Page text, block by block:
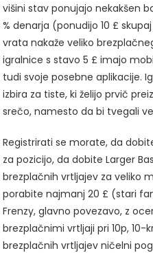
višini stav ponujajo nekakšen
% denarja (ponudijo 10 £
vrata nakaže veliko
igralnice s stavo 5 £ imajo
tudi svoje posebne aplikacije.
izbira za tiste, ki želijo prvič
srečo, namesto da bi tvegali
Registrirati se morate, da
za pozicijo, da dobite Larger
brezplačnih vrtljajev za veliko
porabite najmanj 20 £ (stari
Frenzy, glavno povezavo, z
brezplačnimi vrtljaji pri 10p,
brezplačnih vrtljajev ničelni